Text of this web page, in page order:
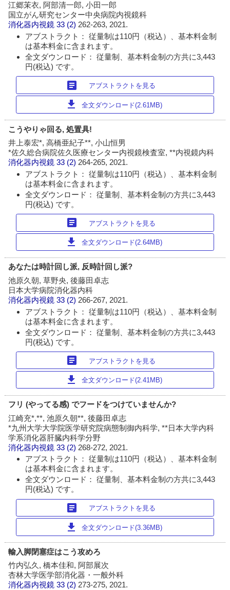
江郷茉衣, 阿部清一郎, 小田一郎
国立がん研究センター中央病院内視鏡科
消化器内視鏡 33 (2)262-263, 2021.
アブストラクト： 従量制は110円（税込）、基本料金制
は基本料金に含まれます。
全文ダウンロード： 従量制、基本料金制の方共に3,443
円(税込) です。
article アブストラクトを見る
download 全文ダウンロード(2.61MB)
こうやりゃ回る, 処置具!
井上泰宏*, 高橋亜紀子**, 小山恒男
*佐久総合病院佐久医療センター内視鏡検査室, **内視鏡内科
消化器内視鏡 33 (2) 264-265, 2021.
アブストラクト： 従量制は110円（税込）、基本料金制
は基本料金に含まれます。
全文ダウンロード： 従量制、基本料金制の方共に3,443
円(税込) です。
article アブストラクトを見る
download 全文ダウンロード(2.64MB)
あなたは時計回し派, 反時計回し派?
池原久朝, 草野央, 後藤田卓志
日本大学病院消化器内科
消化器内視鏡 33 (2) 266-267, 2021.
アブストラクト： 従量制は110円（税込）、基本料金制
は基本料金に含まれます。
全文ダウンロード： 従量制、基本料金制の方共に3,443
円(税込) です。
article アブストラクトを見る
download 全文ダウンロード(2.41MB)
フリ (やってる感) でフードをつけていませんか?
江崎充*,**, 池原久朝**, 後藤田卓志
*九州大学大学院医学研究院病態制御内科学, **日本大学内科
学系消化器肝臓内科学分野
消化器内視鏡 33 (2) 268-272, 2021.
アブストラクト： 従量制は110円（税込）、基本料金制
は基本料金に含まれます。
全文ダウンロード： 従量制、基本料金制の方共に3,443
円(税込) です。
article アブストラクトを見る
download 全文ダウンロード(3.36MB)
輸入脚閉塞症はこう攻めろ
竹内弘久, 橋本佳和, 阿部展次
杏林大学医学部消化器・一般外科
消化器内視鏡 33 (2)273-275, 2021.